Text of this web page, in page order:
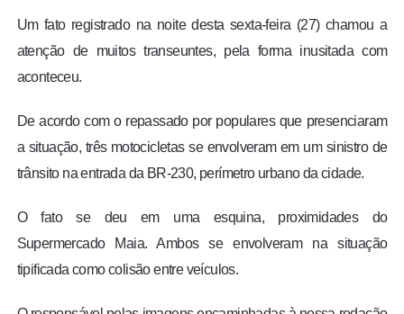
Um fato registrado na noite desta sexta-feira (27) chamou a
atenção de muitos transeuntes, pela forma inusitada com
aconteceu.
De acordo com o repassado por populares que presenciaram
a situação, três motocicletas se envolveram em um sinistro de
trânsito na entrada da BR-230, perímetro urbano da cidade.
O fato se deu em uma esquina, proximidades do
Supermercado Maia.Ambos se envolveram na situação
tipificada como colisão entre veículos.